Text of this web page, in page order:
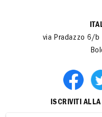
via Pradazzo 6/b
ISCRIVITI